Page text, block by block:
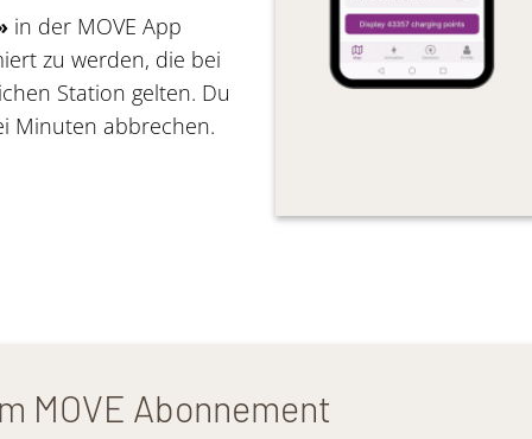
in der MOVE App
zu werden, die bei
Station gelten. Du
Minuten abbrechen.
MOVE Abonnement